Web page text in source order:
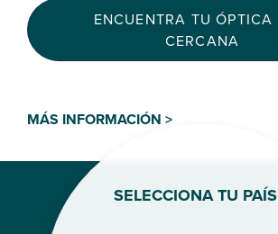
ENCUENTRA TU ÓPTICA
CERCANA
MÁS INFORMACIÓN >
SELECCIONA TU